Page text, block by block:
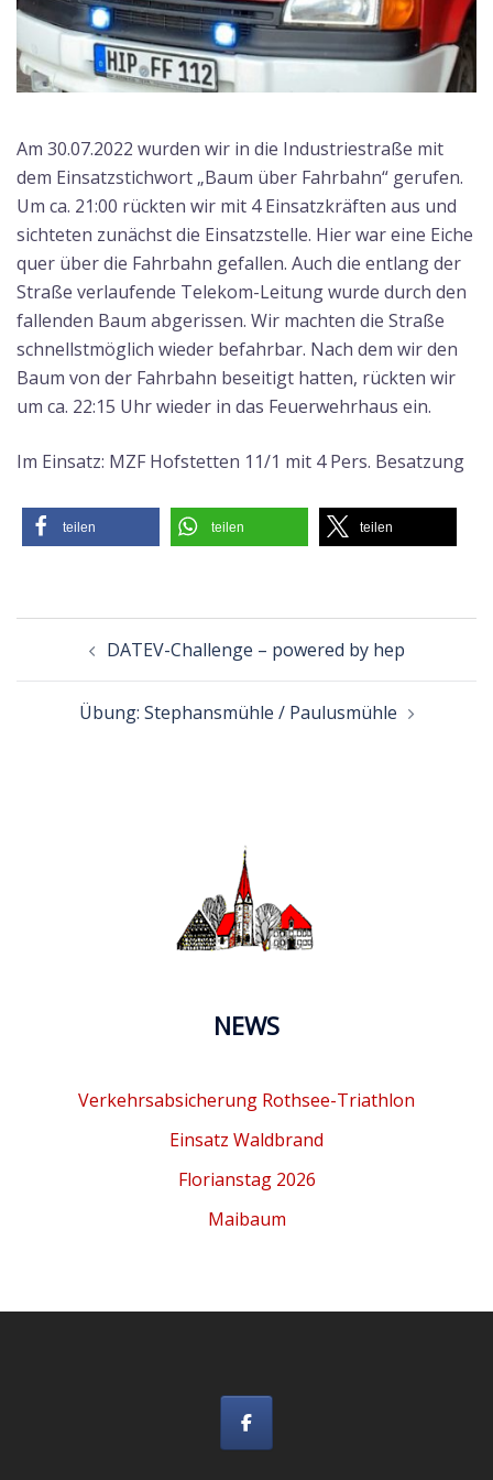
Am 30.07.2022 wurden wir in die Industriestraße mit
dem Einsatzstichwort „Baum über Fahrbahn“ gerufen.
Um ca. 21:00 rückten wir mit 4 Einsatzkräften aus und
sichteten zunächst die Einsatzstelle. Hier war eine Eiche
quer über die Fahrbahn gefallen. Auch die entlang der
Straße verlaufende Telekom-Leitung wurde durch den
fallenden Baum abgerissen. Wir machten die Straße
schnellstmöglich wieder befahrbar. Nach dem wir den
Baum von der Fahrbahn beseitigt hatten, rückten wir
um ca. 22:15 Uhr wieder in das Feuerwehrhaus ein.
Im Einsatz: MZF Hofstetten 11/1 mit 4 Pers. Besatzung
teilen teilen teilen
Beitragsnavigation
DATEV-Challenge – powered by hep
Übung: Stephansmühle / Paulusmühle
NEWS
Verkehrsabsicherung Rothsee-Triathlon
Einsatz Waldbrand
Florianstag 2026
Maibaum